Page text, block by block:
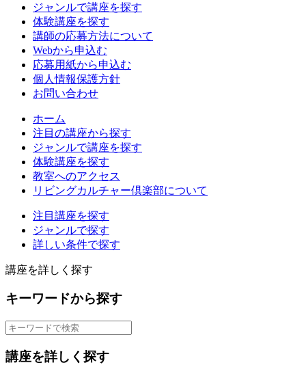
ジャンルで講座を探す
体験講座を探す
講師の応募方法について
Webから申込む
応募用紙から申込む
個人情報保護方針
お問い合わせ
ホーム
注目の講座から探す
ジャンルで講座を探す
体験講座を探す
教室へのアクセス
リビングカルチャー倶楽部について
注目講座を探す
ジャンルで探す
詳しい条件で探す
講座を詳しく探す
キーワードから探す
講座を詳しく探す